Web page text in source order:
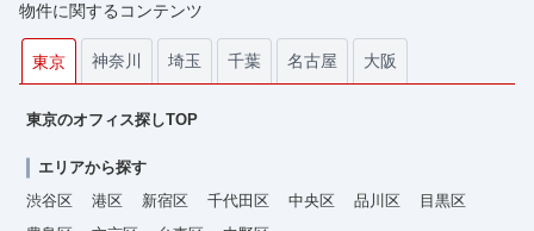
物件に関するコンテンツ
東京 神奈川 埼玉 千葉 名古屋 大阪
東京のオフィス探しTOP
エリアから探す
渋谷区
港区 新宿区 千代田区 中央区 品川区
目黒区